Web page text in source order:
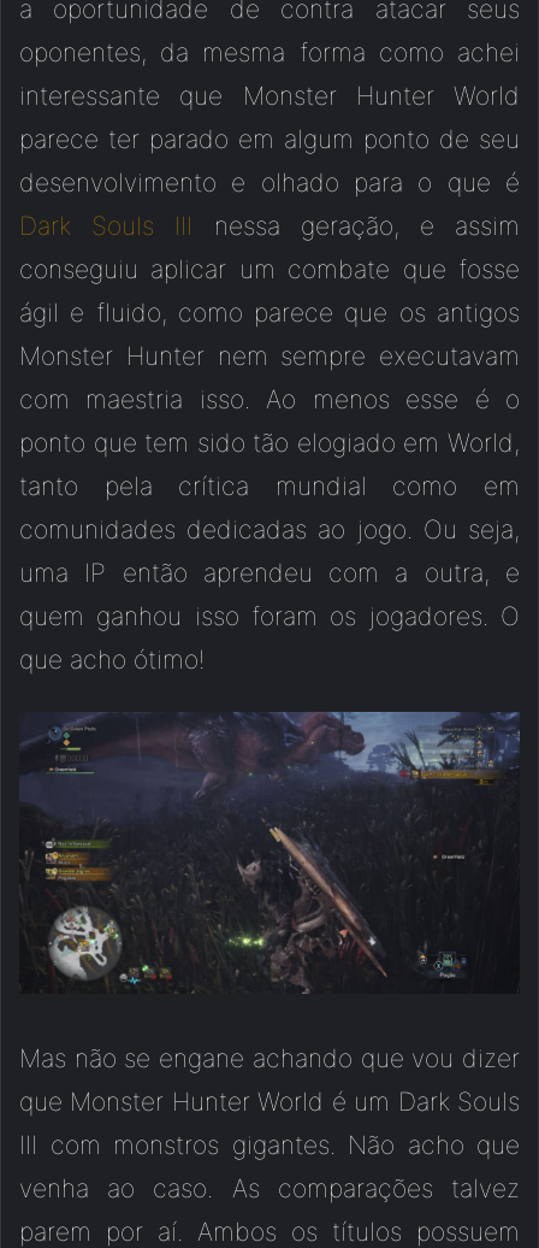
a oportunidade de contra atacar seus
oponentes, da mesma forma como achei
interessante que Monster Hunter World
parece ter parado em algum ponto de seu
desenvolvimento e olhado para o que é
Dark Souls III nessa geração, e assim
conseguiu aplicar um combate que fosse
ágil e fluido, como parece que os antigos
Monster Hunter nem sempre executavam
com maestria isso. Ao menos esse é o
ponto que tem sido tão elogiado em World,
tanto pela crítica mundial como em
comunidades dedicadas ao jogo. Ou seja,
uma IP então aprendeu com a outra, e
quem ganhou isso foram os jogadores. O
que acho ótimo!
Mas não se engane achando que vou dizer
que Monster Hunter World é um Dark Souls
III com monstros gigantes. Não acho que
venha ao caso. As comparações talvez
parem por aí. Ambos os títulos possuem